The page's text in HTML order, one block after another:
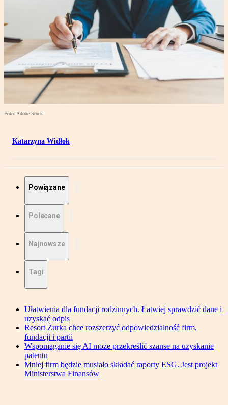
Foto: Adobe Stock
Katarzyna Widłok
Powiązane
Polecane
Najnowsze
Tagi
Ułatwienia dla fundacji rodzinnych. Łatwiej sprawdzić dane i
uzyskać odpis
Resort Żurka chce rozszerzyć odpowiedzialność firm,
fundacji i partii
Wspomaganie się AI może przekreślić szanse na uzyskanie
patentu
Mniej firm będzie musiało składać raporty ESG. Jest projekt
Ministerstwa Finansów